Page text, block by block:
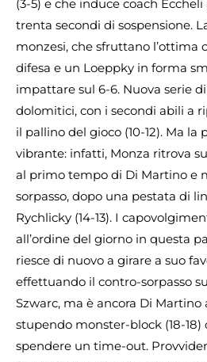
(3-5) e che induce coach
trenta secondi di sospensione.
monzesi, che sfruttano l’ottima
difesa e un Loeppky in forma
impattare sul 6-6. Nuova serie
dolomitici, con i secondi abili a
il pallino del gioco (10-12). Ma la
vibrante: infatti, Monza ritrova
al primo tempo di Di Martino e
sorpasso, dopo una pestata di
Rychlicky (14-13). I
all’ordine del giorno in questa
riesce di nuovo a girare a suo
effettuando il contro-sorpasso
Szwarc, ma è ancora Di Martino
stupendo monster-block (18-18)
spendere un time-out.